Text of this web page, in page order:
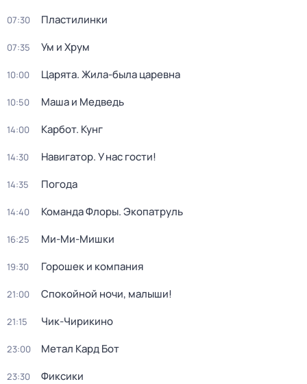
07:30 Пластилинки
07:35 Ум и Хрум
10:00 Царята. Жила-была царевна
10:50 Маша и Медведь
14:00 Карбот. Кунг
14:30 Навигатор. У нас гости!
14:35 Погода
14:40 Команда Флоры. Экопатруль
16:25 Ми-Ми-Мишки
19:30 Горошек и компания
21:00 Спокойной ночи, малыши!
21:15 Чик-Чирикино
23:00 Метал Кард Бот
23:30 Фиксики